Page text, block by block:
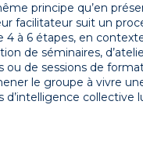
principe qu’en
facilitateur suit un
4 à 6 étapes, en
de séminaires,
ou de sessions de
le groupe à vivre
d’intelligence collective